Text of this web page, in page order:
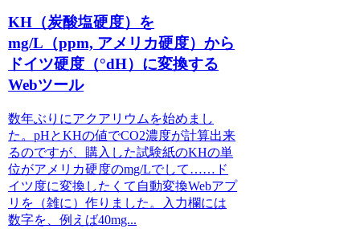
KH（炭酸塩硬度）を
mg/L（ppm, アメリカ硬度）から
ドイツ硬度（°dH）に変換する
Webツール
数年ぶりにアクアリウムを始めまし
た。pHとKHの値でCO2濃度が計算出来
るのですが、購入した試験紙のKHの単
位がアメリカ硬度のmg/Lでして……ド
イツ度に変換したくて自動変換Webアプ
リを（雑に）作りました。入力欄には
数字を、例えば40mg...